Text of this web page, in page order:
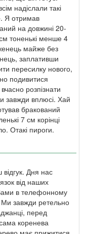
надіслали такі
Я отримав
на довжині 20-
тоненькі менше 4
майже без
заплативши
пересилку нового,
подивитися
розпізнати
завжди вплюсі. Хай
бракований
7 см корінці
Отакі пироги.
Дня нас
від наших
в телефонному
Ми завжди ретельно
перед
коренева